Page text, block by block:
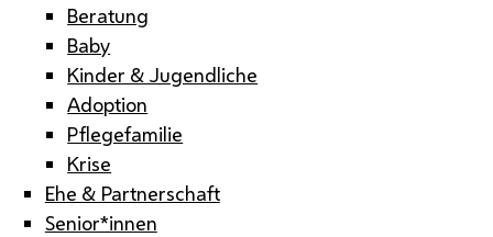
Beratung
Baby
Kinder & Jugendliche
Adoption
Pflegefamilie
Krise
Ehe & Partnerschaft
Senior*innen